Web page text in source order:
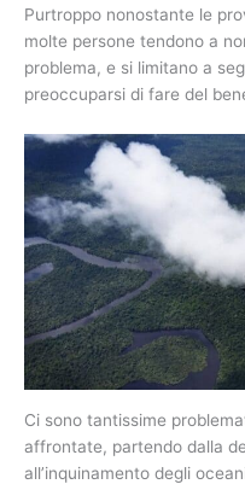
Purtroppo nonostante le
molte persone tendono a
problema, e si limitano a
preoccuparsi di fare del
Ci sono tantissime
affrontate, partendo dalla
all’inquinamento degli